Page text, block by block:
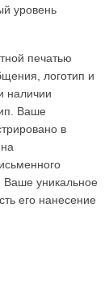
уровень
печатью
логотип и
наличии
Ваше
в
уникальное
его нанесение